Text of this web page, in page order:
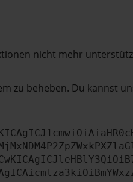
nicht mehr
zu beheben. Du kannst